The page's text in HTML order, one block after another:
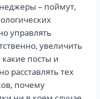
– поймут,
управлять
увеличить
посты и
расставлять тех
почему